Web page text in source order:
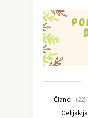
Članci (22)
Celijakija